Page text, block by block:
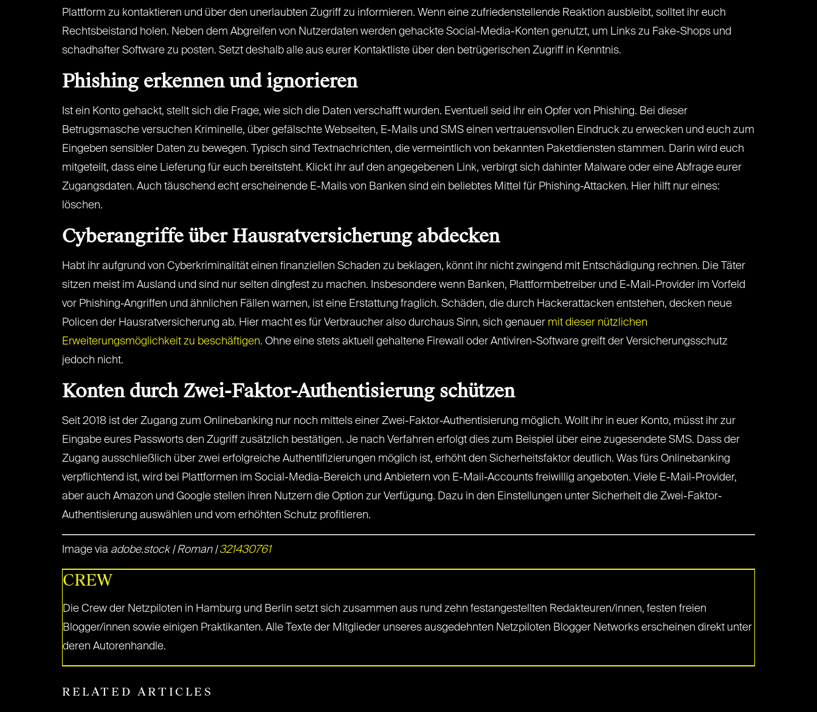
Plattform zu kontaktieren und über den unerlaubten Zugriff zu informieren. Wenn eine zufriedenstellende Reaktion ausbleibt, solltet ihr euch
Rechtsbeistand holen. Neben dem Abgreifen von Nutzerdaten werden gehackte Social-Media-Konten genutzt, um Links zu Fake-Shops und
schadhafter Software zu posten. Setzt deshalb alle aus eurer Kontaktliste über den betrügerischen Zugriff in Kenntnis.
Phishing erkennen und ignorieren
Ist ein Konto gehackt, stellt sich die Frage, wie sich die Daten verschafft wurden. Eventuell seid ihr ein Opfer von Phishing. Bei dieser
Betrugsmasche versuchen Kriminelle, über gefälschte Webseiten, E-Mails und SMS einen vertrauensvollen Eindruck zu erwecken und euch zum
Eingeben sensibler Daten zu bewegen. Typisch sind Textnachrichten, die vermeintlich von bekannten Paketdiensten stammen. Darin wird euch
mitgeteilt, dass eine Lieferung für euch bereitsteht. Klickt ihr auf den angegebenen Link, verbirgt sich dahinter Malware oder eine Abfrage eurer
Zugangsdaten. Auch täuschend echt erscheinende E-Mails von Banken sind ein beliebtes Mittel für Phishing-Attacken. Hier hilft nur eines:
löschen.
Cyberangriffe über Hausratversicherung abdecken
Habt ihr aufgrund von Cyberkriminalität einen finanziellen Schaden zu beklagen, könnt ihr nicht zwingend mit Entschädigung rechnen. Die Täter
sitzen meist im Ausland und sind nur selten dingfest zu machen. Insbesondere wenn Banken, Plattformbetreiber und E-Mail-Provider im Vorfeld
vor Phishing-Angriffen und ähnlichen Fällen warnen, ist eine Erstattung fraglich. Schäden, die durch Hackerattacken entstehen, decken neue
Policen der Hausratversicherung ab. Hier macht es für Verbraucher also durchaus Sinn, sich genauer mit dieser nützlichen
Erweiterungsmöglichkeit zu beschäftigen. Ohne eine stets aktuell gehaltene Firewall oder Antiviren-Software greift der Versicherungsschutz
jedoch nicht.
Konten durch Zwei-Faktor-Authentisierung schützen
Seit 2018 ist der Zugang zum Onlinebanking nur noch mittels einer Zwei-Faktor-Authentisierung möglich. Wollt ihr in euer Konto, müsst ihr zur
Eingabe eures Passworts den Zugriff zusätzlich bestätigen. Je nach Verfahren erfolgt dies zum Beispiel über eine zugesendete SMS. Dass der
Zugang ausschließlich über zwei erfolgreiche Authentifizierungen möglich ist, erhöht den Sicherheitsfaktor deutlich. Was fürs Onlinebanking
verpflichtend ist, wird bei Plattformen im Social-Media-Bereich und Anbietern von E-Mail-Accounts freiwillig angeboten. Viele E-Mail-Provider,
aber auch Amazon und Google stellen ihren Nutzern die Option zur Verfügung. Dazu in den Einstellungen unter Sicherheit die Zwei-Faktor-
Authentisierung auswählen und vom erhöhten Schutz profitieren.
Image via adobe.stock | Roman |321430761
CREW
Die Crew der Netzpiloten in Hamburg und Berlin setzt sich zusammen aus rund zehn festangestellten Redakteuren/innen, festen freien
Blogger/innen sowie einigen Praktikanten. Alle Texte der Mitglieder unseres ausgedehnten Netzpiloten Blogger Networks erscheinen direkt unter
deren Autorenhandle.
RELATED ARTICLES